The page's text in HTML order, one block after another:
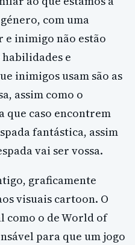
com uma
inimigo não estão
e
inimigos usam são as
assim como o
que caso encontrem
fantástica, assim
vai ser vossa.
graficamente
visuais cartoon. O
como o de World of
para que um jogo